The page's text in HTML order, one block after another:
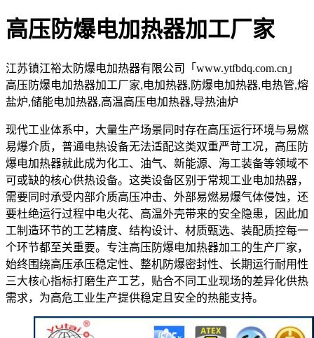
高压防爆电加热器加工厂家
江苏镇江裕太防爆电加热器有限公司「www.ytfbdq.com.cn」
高压防爆电加热器加工厂家,电加热器,防爆电加热器,电热管,熔
盐炉,储能电加热器,高温高压电加热器,导热油炉
现代工业体系中，大量生产场景同时存在高压运行环境与易燃
易爆介质，普通电热设备无法适配这类双重严苛工况，高压防
爆电加热器就此成为化工、油气、新能源、海工装备等领域不
可或缺的核心供热设备。这类设备区别于常规工业电加热器，
需要同时承受内部介质高压冲击、外部易燃易爆气体侵蚀，还
要杜绝运行过程中电火花、高温外壳带来的安全隐患，因此加
工制造环节的工艺精度、结构设计、材质甄选、装配质控每一
个环节都至关重要。专注高压防爆电加热器加工的生产厂家，
始终围绕高压承压稳定性、整机防爆密封性、长期运行耐用性
三大核心指标打磨生产工艺，贴合不同工业现场的差异化供热
需求，为高危工业生产提供稳定且安全的热能支持。